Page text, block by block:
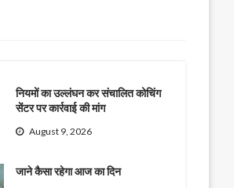
नियमों का उल्लंघन कर संचालित कोचिंग
सेंटर पर कार्रवाई की मांग
August 9, 2026
जाने कैसा रहेगा आज का दिन